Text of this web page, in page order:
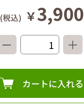
(税込) ￥3,900
－ ＋
カートに入れる